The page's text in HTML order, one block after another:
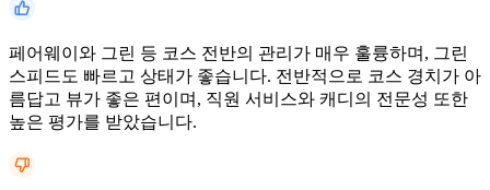
페어웨이와 그린 등 코스 전반의 관리가 매우 훌륭하며, 그린
스피드도 빠르고 상태가 좋습니다. 전반적으로 코스 경치가 아
름답고 뷰가 좋은 편이며, 직원 서비스와 캐디의 전문성 또한
높은 평가를 받았습니다.